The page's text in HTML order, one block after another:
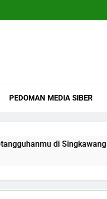
PEDOMAN MEDIA SIBER
di Singkawang